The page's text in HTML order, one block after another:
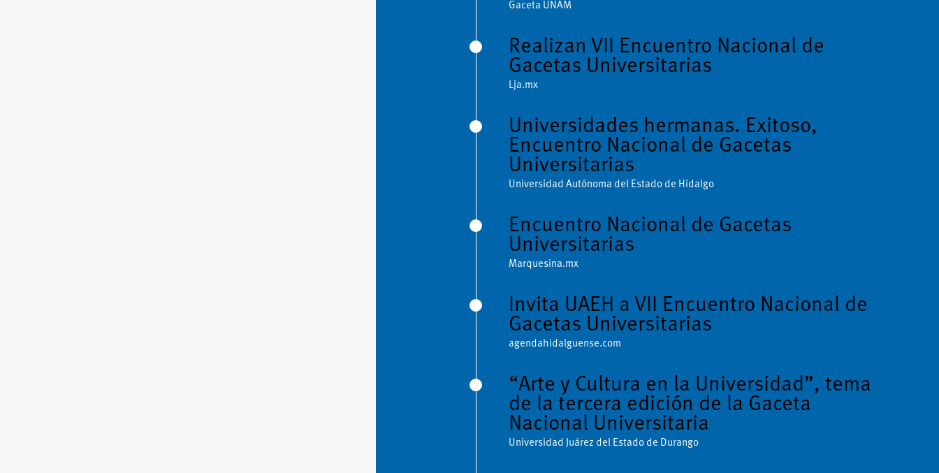
Gaceta UNAM
Realizan VII Encuentro Nacional de
Gacetas Universitarias
Lja.mx
Universidades hermanas. Exitoso,
Encuentro Nacional de Gacetas
Universitarias
Universidad Autónoma del Estado de Hidalgo
Encuentro Nacional de Gacetas
Universitarias
Marquesina.mx
Invita UAEH a VII Encuentro Nacional de
Gacetas Universitarias
agendahidalguense.com
“Arte y Cultura en la Universidad”, tema
de la tercera edición de la Gaceta
Nacional Universitaria
Universidad Juárez del Estado de Durango